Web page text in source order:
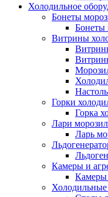
Холодильное
Бонеты
Бонеты
Витрины
Горки
Горка
Лари
Ларь
Камеры и
Камеры